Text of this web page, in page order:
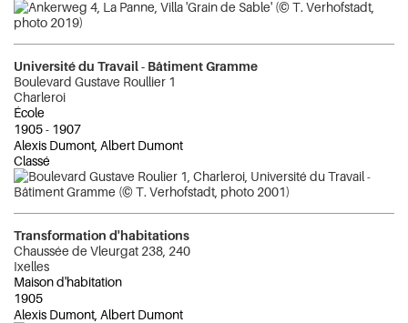
Université du Travail - Bâtiment Gramme
Boulevard Gustave Roullier 1
Charleroi
École
1905- 1907
Alexis Dumont, Albert Dumont
Classé
Transformation d'habitations
Chaussée de Vleurgat 238, 240
Ixelles
Maison d'habitation
1905
Alexis Dumont, Albert Dumont